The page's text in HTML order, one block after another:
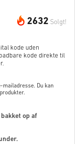
2632 Solgt!
kode uden
kode direkte til
mailadresse. Du kan
op af